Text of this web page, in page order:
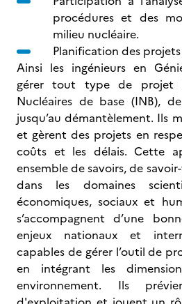
procédures et des
milieu nucléaire.
Planification des
Ainsi les ingénieurs en
gérer tout type de projet
Nucléaires de base (INB),
jusqu’au démantèlement. Ils
et gèrent des projets en
coûts et les délais. Cette
ensemble de savoirs, de
dans les domaines
économiques, sociaux et
s’accompagnent d’une
enjeux nationaux et
capables de gérer l’outil de
en intégrant les
environnement. Ils